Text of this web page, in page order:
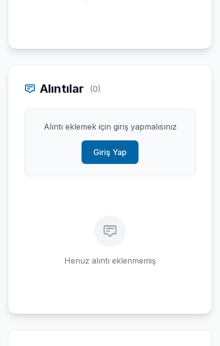
Alıntılar (0)
Alıntı eklemek için giriş yapmalısınız
Giriş Yap
Henüz alıntı eklenmemiş